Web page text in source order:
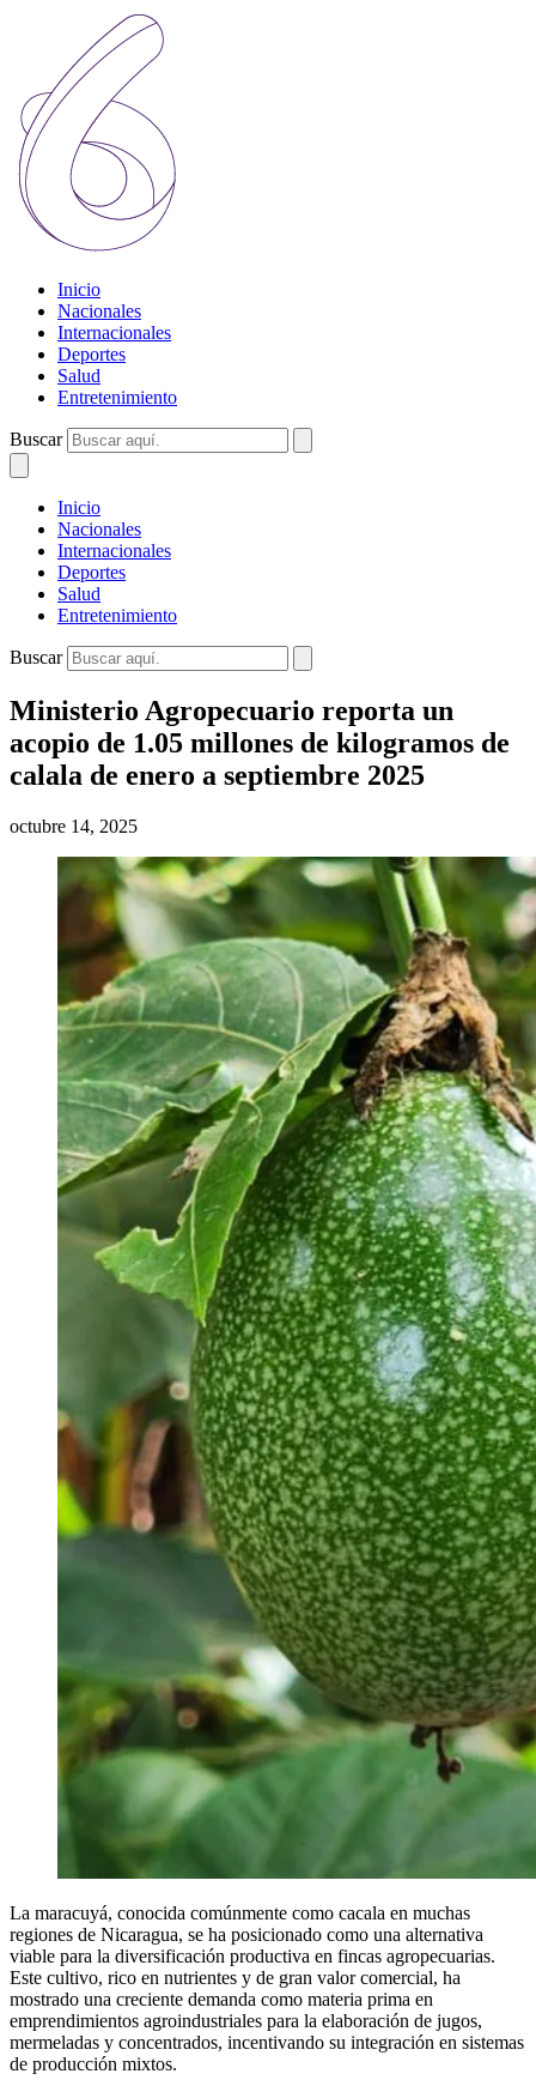
Inicio
Nacionales
Internacionales
Deportes
Salud
Entretenimiento
Buscar
Inicio
Nacionales
Internacionales
Deportes
Salud
Entretenimiento
Buscar
Ministerio Agropecuario reporta un
acopio de 1.05 millones de kilogramos de
calala de enero a septiembre 2025
octubre 14, 2025
La maracuyá, conocida comúnmente como cacala en muchas
regiones de Nicaragua, se ha posicionado como una alternativa
viable para la diversificación productiva en fincas agropecuarias.
Este cultivo, rico en nutrientes y de gran valor comercial, ha
mostrado una creciente demanda como materia prima en
emprendimientos agroindustriales para la elaboración de jugos,
mermeladas y concentrados, incentivando su integración en sistemas
de producción mixtos.